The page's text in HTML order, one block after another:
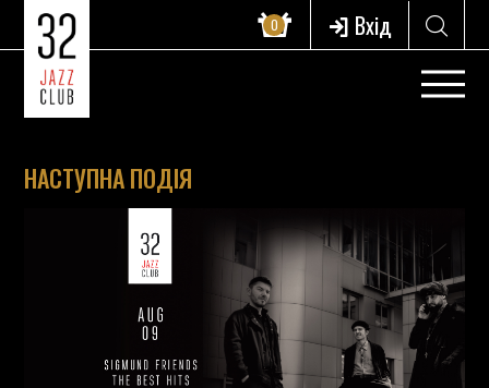
0 Вхід
НАСТУПНА ПОДІЯ